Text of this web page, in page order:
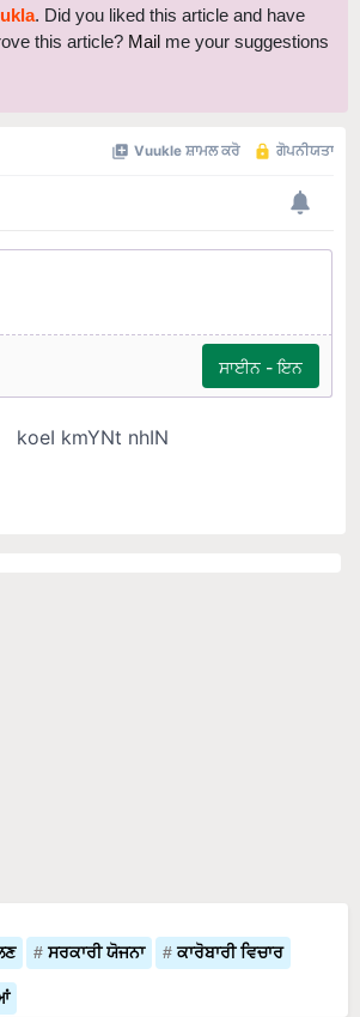
. Did you liked this article and have
this article? Mail me your suggestions
ਸਰਕਾਰੀ ਯੋਜਨਾ ਕਾਰੋਬਾਰੀ ਵਿਚਾਰ